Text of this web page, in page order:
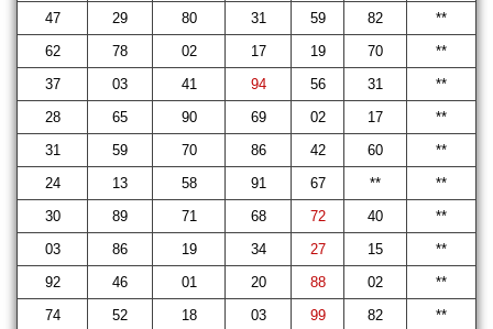
47
29 80 31 59 82
**
62
78 02 17 19 70
**
37
03 41 94 56 31
**
28
65 90 69 02 17
**
31
59 70 86 42 60
**
24
13 58 91 67 **
**
30
89 71 68 72 40
**
03
86 19 34 27 15
**
92
46 01 20 88 02
**
74
52 18 03 99 82
**